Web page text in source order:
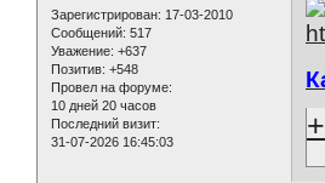
Зарегистрирован: 17-03-2010
Сообщений: 517
Уважение: +637
Позитив: +548
Провел на форуме:
10 дней 20 часов
Последний визит:
31-07-2026 16:45:03